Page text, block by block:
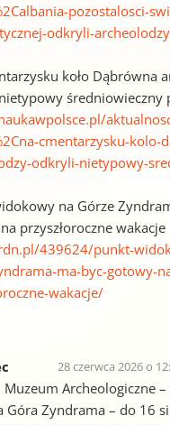
pozostalosci-
odkryli-
koło Dąbrówna
średniowieczny
cmentarzysku-kolo-
odkryli-nietypowy-
na Górze
przyszłoroczne wakacje
439624/punkt-
ma-byc-gotowy-
wakacje/
28 czerwca 2026 o
Muzeum Archeologiczne
Góra Zyndrama – do 16